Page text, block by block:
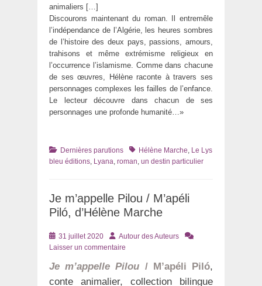
animaliers […]
Discourons maintenant du roman. Il entremêle
l’indépendance de l’Algérie, les heures sombres
de l’histoire des deux pays, passions, amours,
trahisons et même extrémisme religieux en
l’occurrence l’islamisme. Comme dans chacune
de ses œuvres, Hélène raconte à travers ses
personnages complexes les failles de l’enfance.
Le lecteur découvre dans chacun de ses
personnages une profonde humanité…»
Catégories
Dernières parutions TagsHélène Marche, Le Lys
bleu éditions, Lyana, roman, un destin particulier
Je m’appelle Pilou / M’apéli
Piló, d’Hélène Marche
Posté
le
31 juillet 2020 AuteurAutour des Auteurs
Laisser un commentaire
Je m’appelle Pilou / M’apéli Piló,
conte animalier, collection bilingue